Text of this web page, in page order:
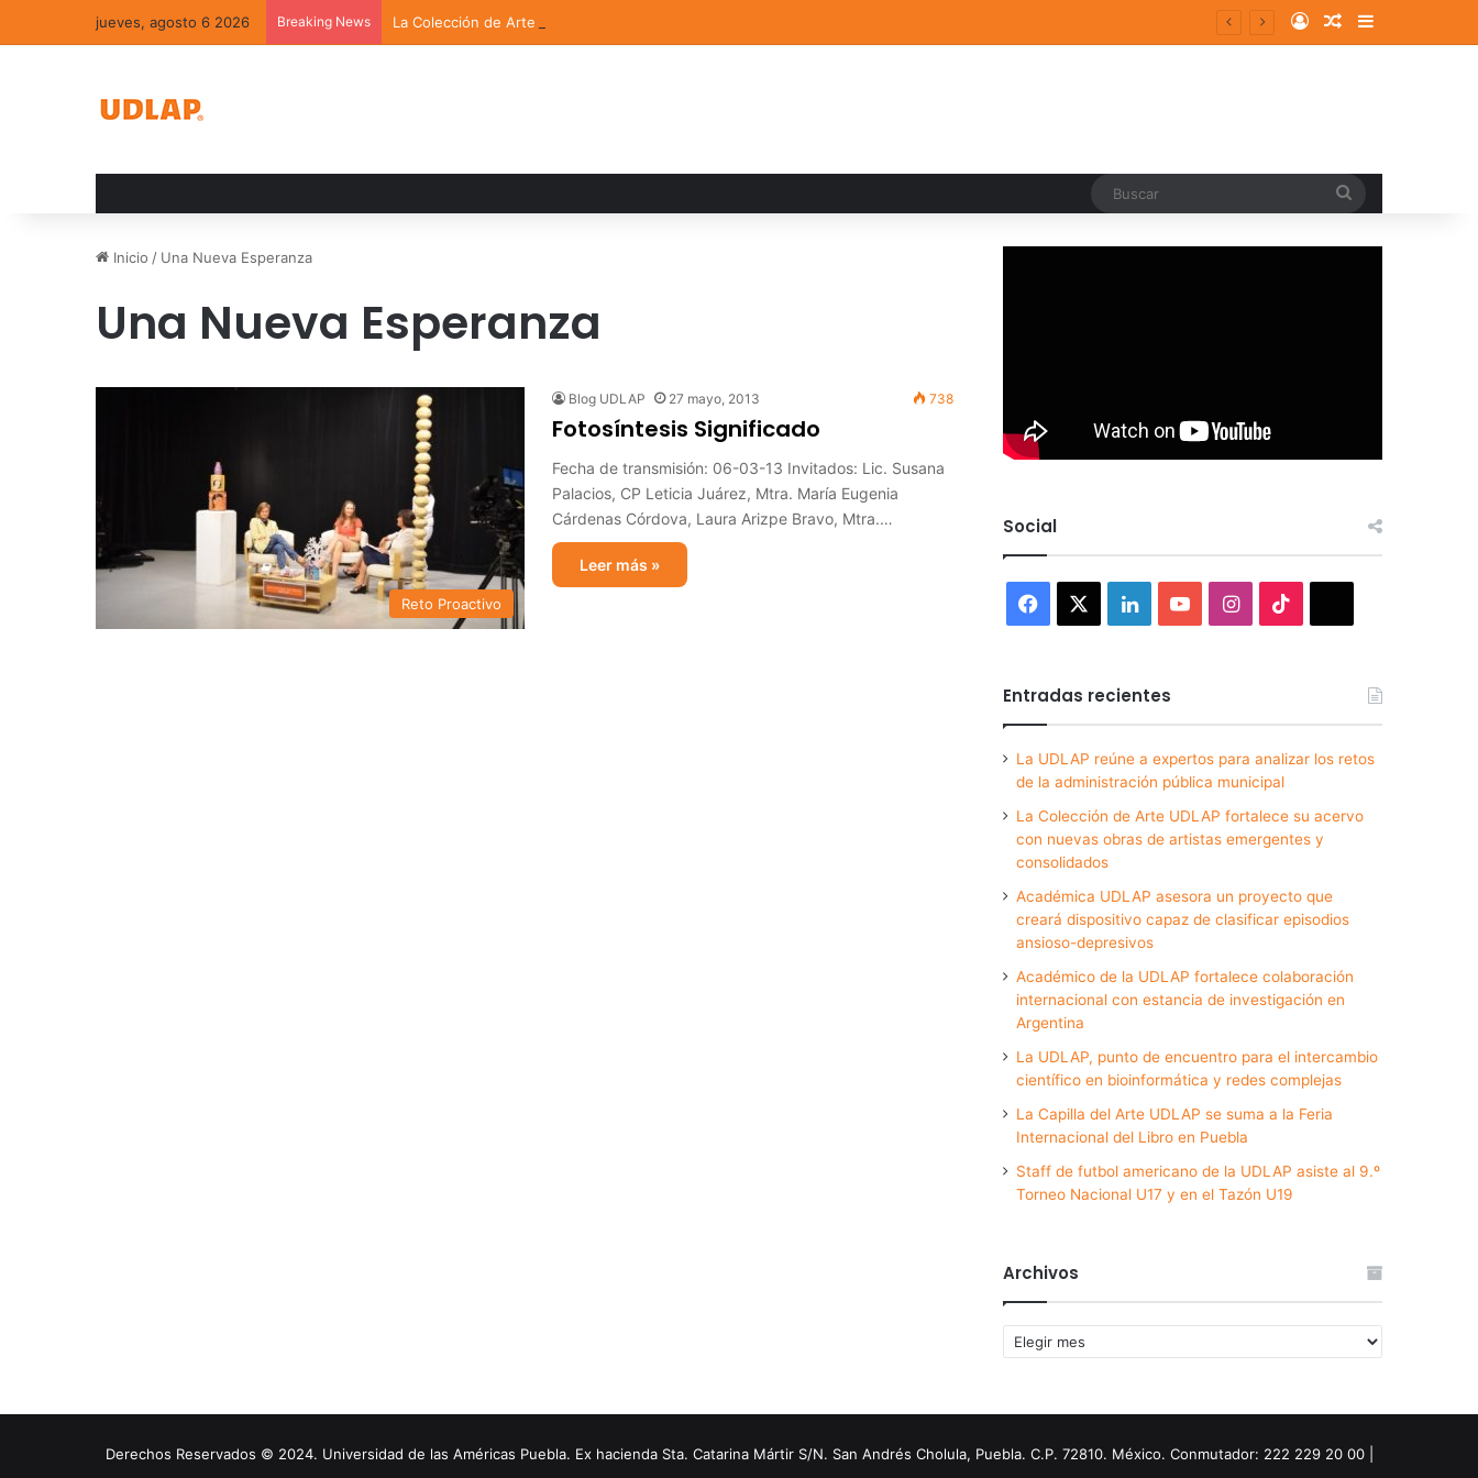
jueves, agosto 6 2026 Breaking News La Colección de Arte UDLAP fortalece su acervo con nuevas obras de artistas emergentes y consolidados Log InRandom Article
Sidebar
Inicio / Una Nueva Esperanza
Una Nueva Esperanza
Reto Proactivo
Blog UDLAP 27 mayo, 2013 738
Fotosíntesis Significado
Fecha de transmisión: 06-03-13 Invitados: Lic. Susana
Palacios, CP Leticia Juárez, Mtra. María Eugenia
Cárdenas Córdova, Laura Arizpe Bravo, Mtra.…
Leer más »
Social
Facebook LinkedInYouTubeInstagram
Entradas recientes
La UDLAP reúne a expertos para analizar los retos
de la administración pública municipal
La Colección de Arte UDLAP fortalece su acervo
con nuevas obras de artistas emergentes y
consolidados
Académica UDLAP asesora un proyecto que
creará dispositivo capaz de clasificar episodios
ansioso-depresivos
Académico de la UDLAP fortalece colaboración
internacional con estancia de investigación en
Argentina
La UDLAP, punto de encuentro para el intercambio
científico en bioinformática y redes complejas
La Capilla del Arte UDLAP se suma a la Feria
Internacional del Libro en Puebla
Staff de futbol americano de la UDLAP asiste al 9.º
Torneo Nacional U17 y en el Tazón U19
Archivos
Archivos
Derechos Reservados © 2024. Universidad de las Américas Puebla. Ex hacienda Sta. Catarina Mártir S/N. San Andrés Cholula, Puebla. C.P. 72810. México. Conmutador: 222 229 20 00 |